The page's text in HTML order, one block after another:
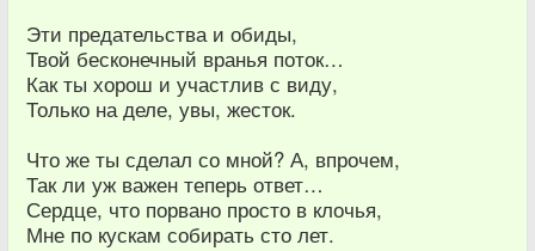
Эти предательства и обиды,
Твой бесконечный вранья поток…
Как ты хорош и участлив с виду,
Только на деле, увы, жесток.
Что же ты сделал со мной? А, впрочем,
Так ли уж важен теперь ответ…
Сердце, что порвано просто в клочья,
Мне по кускам собирать сто лет.